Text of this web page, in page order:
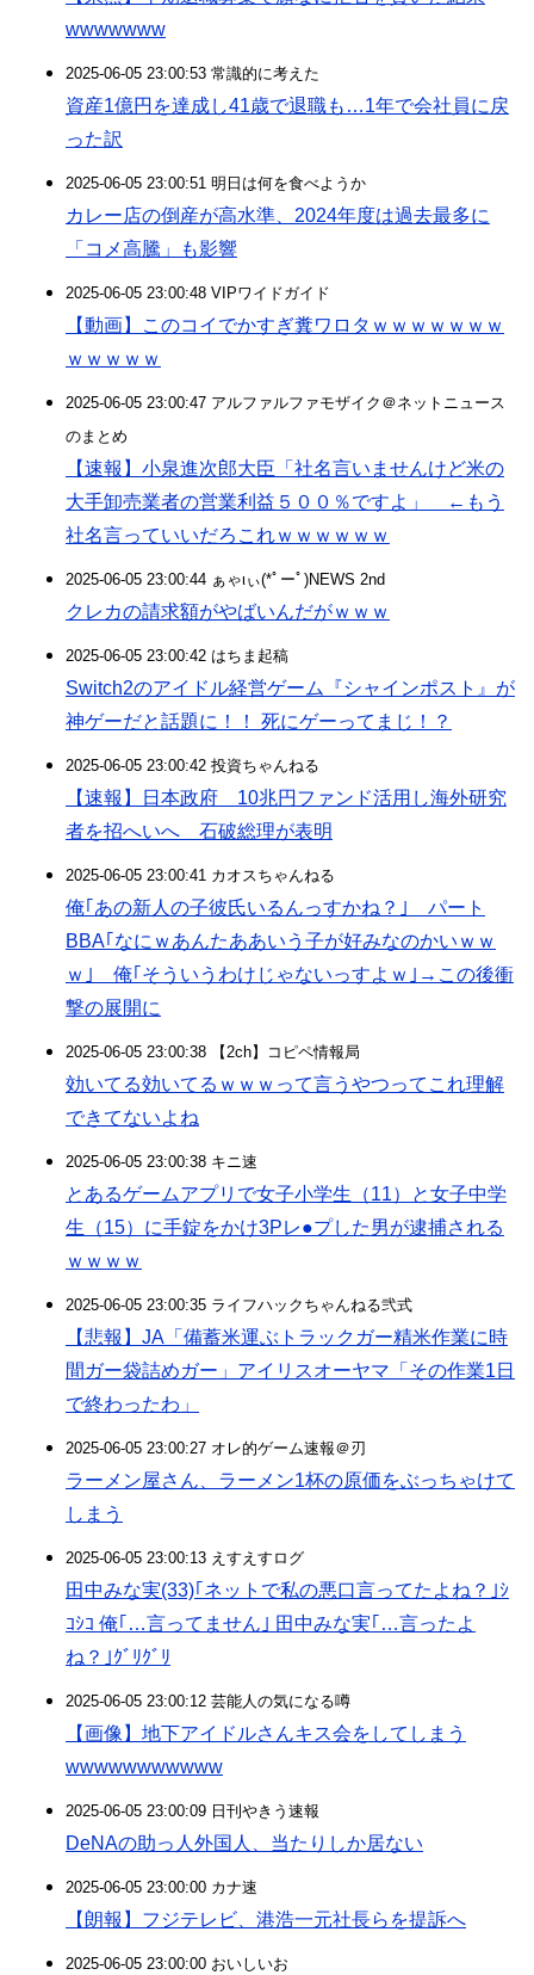
wwwwwww
2025-06-05 23:00:53 常識的に考えた
資産1億円を達成し41歳で退職も…1年で会社員に戻
った訳
2025-06-05 23:00:51 明日は何を食べようか
カレー店の倒産が高水準、2024年度は過去最多に
「コメ高騰」も影響
2025-06-05 23:00:48 VIPワイドガイド
【動画】このコイでかすぎ糞ワロタｗｗｗｗｗｗｗ
ｗｗｗｗｗ
2025-06-05 23:00:47 アルファルファモザイク＠ネットニュース
のまとめ
【速報】小泉進次郎大臣「社名言いませんけど米の
大手卸売業者の営業利益５００％ですよ」 ←もう
社名言っていいだろこれｗｗｗｗｗｗ
2025-06-05 23:00:44 ぁゃιぃ(*ﾟーﾟ)NEWS 2nd
クレカの請求額がやばいんだがｗｗｗ
2025-06-05 23:00:42 はちま起稿
Switch2のアイドル経営ゲーム『シャインポスト』が
神ゲーだと話題に！！ 死にゲーってまじ！？
2025-06-05 23:00:42 投資ちゃんねる
【速報】日本政府 10兆円ファンド活用し海外研究
者を招へいへ 石破総理が表明
2025-06-05 23:00:41 カオスちゃんねる
俺｢あの新人の子彼氏いるんっすかね？｣ パート
BBA｢なにｗあんたああいう子が好みなのかいｗｗ
ｗ｣ 俺｢そういうわけじゃないっすよｗ｣→この後衝
撃の展開に
2025-06-05 23:00:38 【2ch】コピペ情報局
効いてる効いてるｗｗｗって言うやつってこれ理解
できてないよね
2025-06-05 23:00:38 キニ速
とあるゲームアプリで女子小学生（11）と女子中学
生（15）に手錠をかけ3Pレ●プした男が逮捕される
ｗｗｗｗ
2025-06-05 23:00:35 ライフハックちゃんねる弐式
【悲報】JA「備蓄米運ぶトラックガー精米作業に時
間ガー袋詰めガー」アイリスオーヤマ「その作業1日
で終わったわ」
2025-06-05 23:00:27 オレ的ゲーム速報＠刃
ラーメン屋さん、ラーメン1杯の原価をぶっちゃけて
しまう
2025-06-05 23:00:13 えすえすログ
田中みな実(33)｢ネットで私の悪口言ってたよね？｣ｼ
ｺｼｺ 俺｢…言ってません｣ 田中みな実｢…言ったよ
ね？｣ｸﾞﾘｸﾞﾘ
2025-06-05 23:00:12 芸能人の気になる噂
【画像】地下アイドルさんキス会をしてしまう
wwwwwwwwwww
2025-06-05 23:00:09 日刊やきう速報
DeNAの助っ人外国人、当たりしか居ない
2025-06-05 23:00:00 カナ速
【朗報】フジテレビ、港浩一元社長らを提訴へ
2025-06-05 23:00:00 おいしいお